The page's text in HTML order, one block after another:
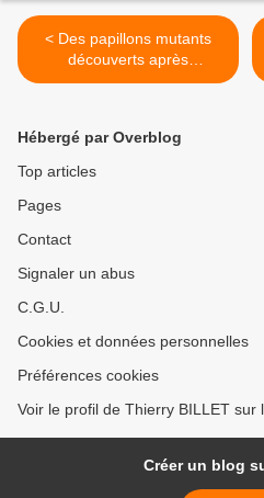
< Des papillons mutants
découverts après
Fukushima
Hébergé par Overblog
Top articles
Pages
Contact
Signaler un abus
C.G.U.
Cookies et données personnelles
Préférences cookies
Voir le profil de Thierry BILLET sur
Créer un blog